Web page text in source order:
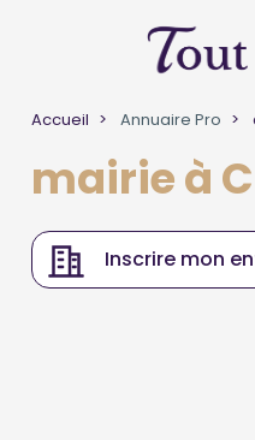
Accueil Annuaire Pro
mairie à
Inscrire mon